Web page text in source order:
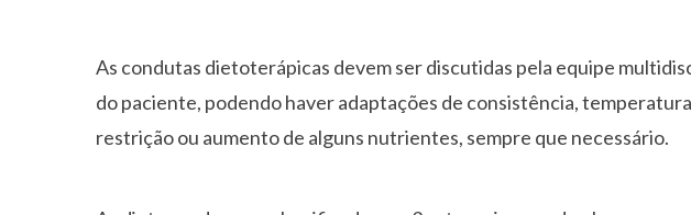
As condutas dietoterápicas devem ser discutidas pela equipe
do paciente, podendo haver adaptações de consistência,
restrição ou aumento de alguns nutrientes, sempre que necessário.